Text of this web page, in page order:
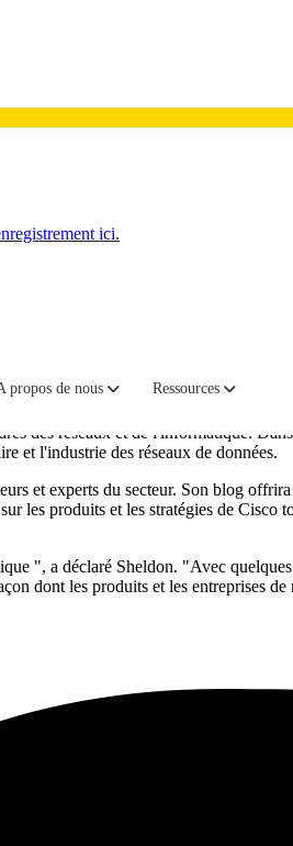
propos de nous Ressources
ici.
des réseaux et de l'informatique.
et l'industrie des réseaux de données.
et experts du secteur. Son blog
les produits et les stratégies de
", a déclaré Sheldon. "Avec
dont les produits et les entreprises